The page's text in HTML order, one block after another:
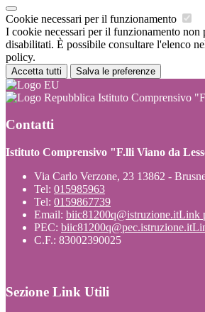
Cookie necessari per il funzionamento
I cookie necessari per il funzionamento non
disabilitati. È possibile consultare l'elenco
policy.
Accetta tutti Salva le preferenze
Istituto Comprensivo
Contatti
Istituto Comprensivo "F.lli Viano da
Via Carlo Verzone, 23 13862 -
Tel: 015985963
Tel: 0159867739
Email: biic81200q@istruzione.itLink
PEC: biic81200q@pec.istruzione.it
C.F.: 83002390025
Sezione Link Utili